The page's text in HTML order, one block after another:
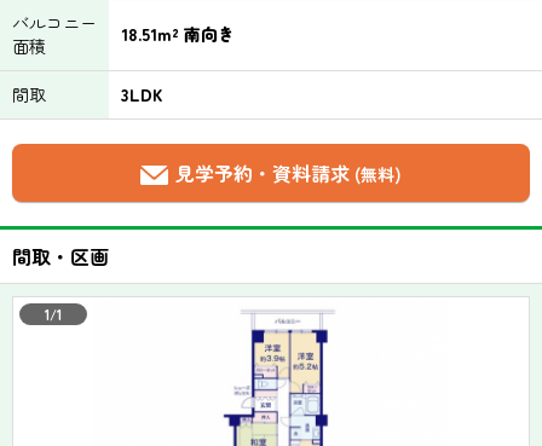
バルコニー
面積
18.51m² 南向き
間取 3LDK
見学予約・資料請求 (無料)
間取・区画
1/1